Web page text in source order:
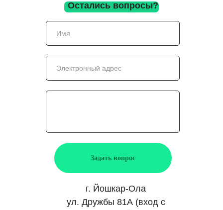
Остались вопросы?
г. Йошкар-Ола
ул. Дружбы 81А (вход с
Задать вопрос